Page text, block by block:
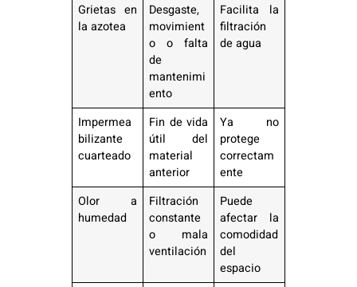
Grietas en
la azotea
Desgaste,
movimient
o o falta
de
mantenimi
ento
Facilita la
filtración
de agua
Impermea
bilizante
cuarteado
Fin de vida
útil del
material
anterior
Ya no
protege
correctam
ente
Olor a
humedad
Filtración
constante
o mala
ventilación
Puede
afectar la
comodidad
del
espacio